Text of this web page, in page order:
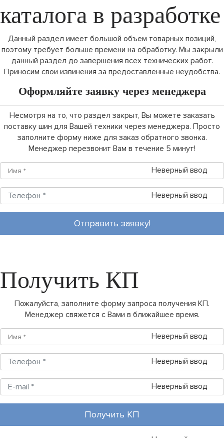
каталога в разработке
Данный раздел имеет большой объем товарных позиций,
поэтому требует больше времени на обработку. Мы закрыли
данный раздел до завершения всех технических работ.
Приносим свои извинения за предоставленные неудобства.
Оформляйте заявку через менеджера
Несмотря на то, что раздел закрыт, Вы можете заказать
поставку шин для Вашей техники через менеджера. Просто
заполните форму ниже для заказ обратного звонка.
Менеджер перезвонит Вам в течение 5 минут!
Неверный ввод
Неверный ввод
Отправить заявку!
Получить КП
Пожалуйста, заполните форму запроса получения КП.
Менеджер свяжется с Вами в ближайшее время.
Неверный ввод
Неверный ввод
Неверный ввод
Получить КП